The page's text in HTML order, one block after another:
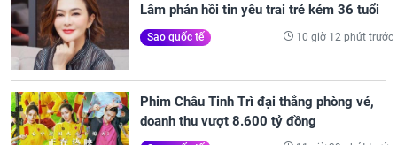
Lâm phản hồi tin yêu trai trẻ kém 36 tuổi
Sao quốc tế 10 giờ 12 phút trước
Phim Châu Tinh Trì đại thắng phòng vé,
doanh thu vượt 8.600 tỷ đồng